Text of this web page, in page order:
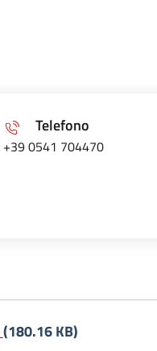
Telefono
+39 0541 704470
(180.16 KB)